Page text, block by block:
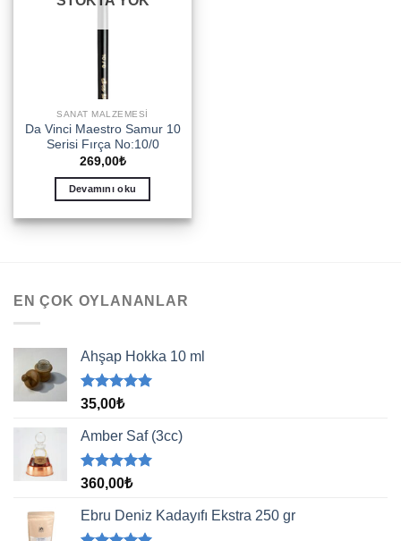
SANAT MALZEMESI
Da Vinci Maestro Samur 10
Serisi Fırça No:10/0
269,00₺
Devamını oku
EN ÇOK OYLANANLAR
Ahşap Hokka 10 ml
5 üzerinden
aldı
35,00₺
Amber Saf (3cc)
5 üzerinden
aldı
360,00₺
Ebru Deniz Kadayıfı Ekstra 250 gr